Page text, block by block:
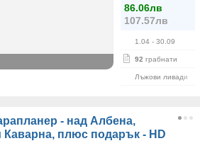
86.06лв
107.57лв
1.04 - 30.09
92 грабнати
Лъжови ливади
- над Албена,
Каварна, плюс подарък - HD